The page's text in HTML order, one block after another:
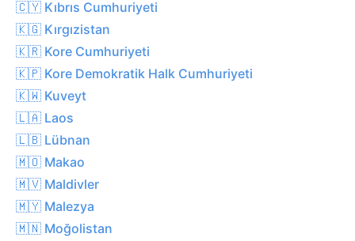
🇨🇾 Kıbrıs Cumhuriyeti
🇰🇬 Kırgızistan
🇰🇷 Kore Cumhuriyeti
🇰🇵 Kore Demokratik Halk Cumhuriyeti
🇰🇼 Kuveyt
🇱🇦 Laos
🇱🇧 Lübnan
🇲🇴 Makao
🇲🇻 Maldivler
🇲🇾 Malezya
🇲🇳 Moğolistan